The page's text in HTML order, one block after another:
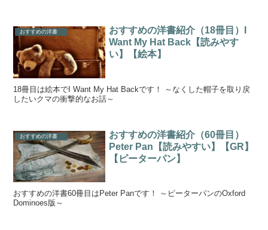
おすすめの洋書
おすすめの洋書紹介（18冊目）I
Want My Hat Back【読みやす
い】【絵本】
18冊目は絵本でI Want My Hat Backです！ ～なくした帽子を取り戻
したいクマの衝撃的なお話～
おすすめの洋書
おすすめの洋書紹介（60冊目）
Peter Pan【読みやすい】【GR】
【ピーターパン】
おすすめの洋書60冊目はPeter Panです！ ～ピーターパンのOxford
Dominoes版～